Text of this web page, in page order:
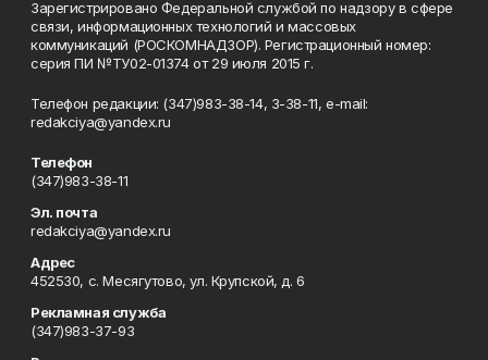
Зарегистрировано Федеральной службой по надзору в сфере
связи, информационных технологий и массовых
коммуникаций (РОСКОМНАДЗОР). Регистрационный номер:
серия ПИ №ТУ02-01374 от 29 июля 2015 г.
Телефон редакции: (347)983-38-14, 3-38-11, e-mail:
redakciya@yandex.ru
Телефон
(347)983-38-11
Эл. почта
redakciya@yandex.ru
Адрес
452530, с. Месягутово, ул. Крупской, д. 6
Рекламная служба
(347)983-37-93